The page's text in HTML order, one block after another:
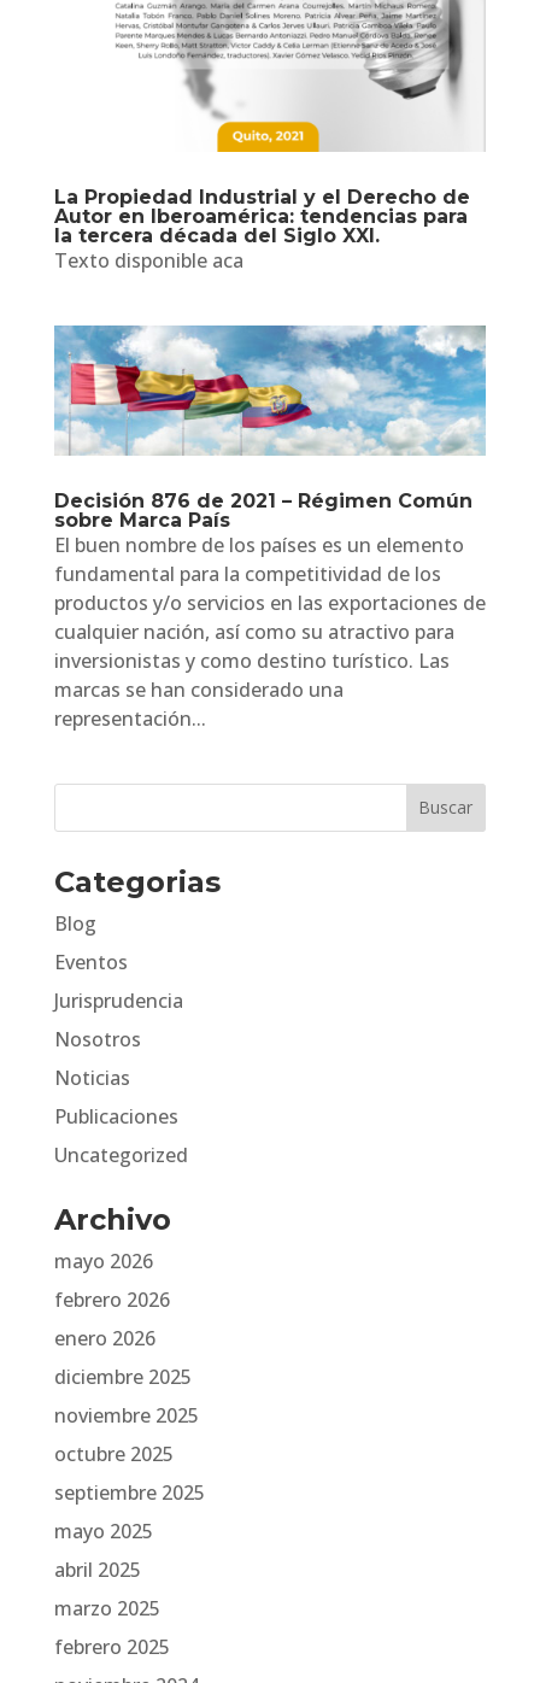
La Propiedad Industrial y el Derecho de
Autor en Iberoamérica: tendencias para
la tercera década del Siglo XXI.
Texto disponible aca
Decisión 876 de 2021 – Régimen Común
sobre Marca País
El buen nombre de los países es un elemento
fundamental para la competitividad de los
productos y/o servicios en las exportaciones de
cualquier nación, así como su atractivo para
inversionistas y como destino turístico. Las
marcas se han considerado una
representación...
Categorias
Blog
Eventos
Jurisprudencia
Nosotros
Noticias
Publicaciones
Uncategorized
Archivo
mayo 2026
febrero 2026
enero 2026
diciembre 2025
noviembre 2025
octubre 2025
septiembre 2025
mayo 2025
abril 2025
marzo 2025
febrero 2025